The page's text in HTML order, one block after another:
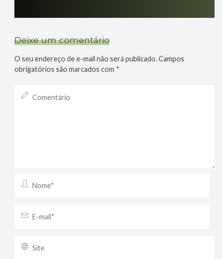
Deixe um comentário
O seu endereço de e-mail não será publicado.Campos
obrigatórios são marcados com *